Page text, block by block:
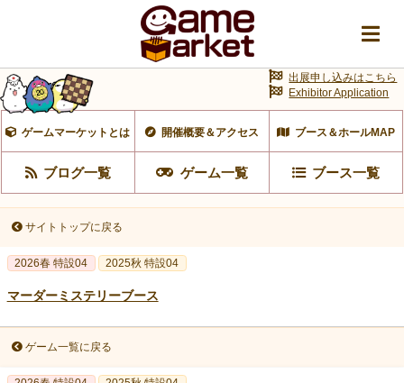
ゲームマーケットとは 開催概要＆アクセス ブース＆ホールMAP
ブログ一覧 ゲーム一覧 ブース一覧
出展申し込みはこちら
Exhibitor Application
サイトトップに戻る
2026春 特設04 2025秋 特設04
マーダーミステリーブース
ゲーム一覧に戻る